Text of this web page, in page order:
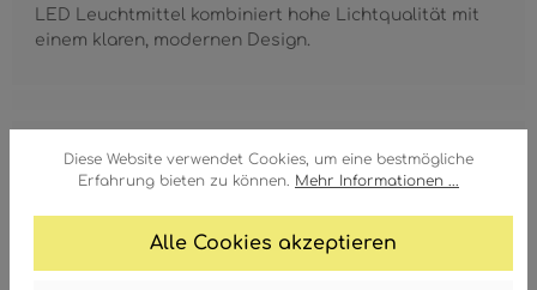
Diese Website verwendet Cookies, um eine bestmögliche
Erfahrung bieten zu können. Mehr Informationen ...
Alle Cookies akzeptieren
LED Leuchtmittel kombiniert hohe Lichtqualität mit
einem klaren, modernen Design.
Höhe
Durchmesser
50 mm